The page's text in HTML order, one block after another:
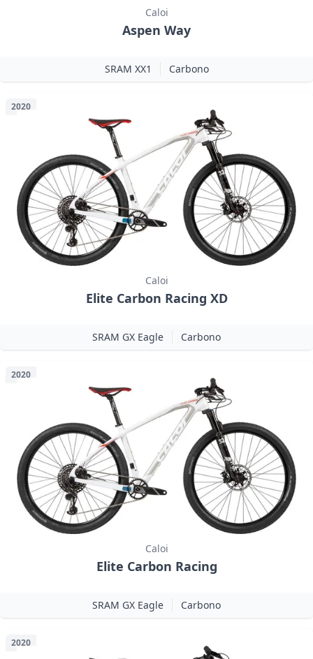
Caloi
Aspen Way
SRAM XX1 Carbono
2020
Caloi
Elite Carbon Racing XD
SRAM GX Eagle Carbono
2020
Caloi
Elite Carbon Racing
SRAM GX Eagle Carbono
2020